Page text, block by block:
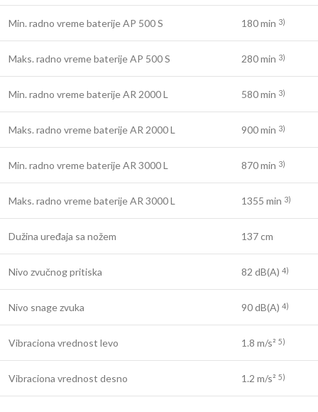
Min. radno vreme baterije AP 500 S 180 min 3)
Maks. radno vreme baterije AP 500 S 280 min 3)
Min. radno vreme baterije AR 2000 L 580 min 3)
Maks. radno vreme baterije AR 2000 L 900 min 3)
Min. radno vreme baterije AR 3000 L 870 min 3)
Maks. radno vreme baterije AR 3000 L 1355 min 3)
Dužina uređaja sa nožem 137 cm
Nivo zvučnog pritiska 82 dB(A) 4)
Nivo snage zvuka 90 dB(A) 4)
Vibraciona vrednost levo 1.8 m/s² 5)
Vibraciona vrednost desno 1.2 m/s² 5)